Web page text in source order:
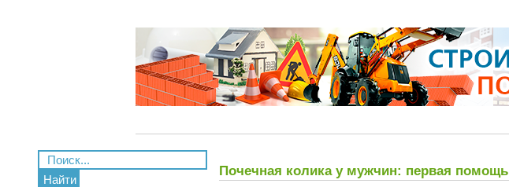
Найти
Почечная колика у мужчин: первая помощь